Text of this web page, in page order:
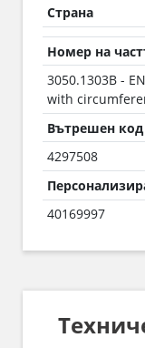
Страна
Номер на
3050.1303B -
with
Вътрешен код
4297508
40169997